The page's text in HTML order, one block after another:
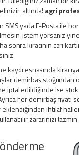
altında! agri
SMS yada E-Posta ile
istemiyorsanız
sonra kiracının cari
kaydı esnasında
demirbaş stoğundan
iptal edildiğinde ise stok
Ayrıca her demirbaş fiyatı
ihtilaf
zararınızı